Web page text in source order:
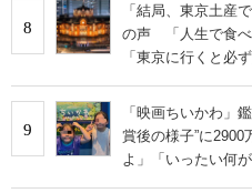
8
「結局、東京土産
の声 「人生で食べ
「東京に行くと必
9
「映画ちいかわ」
賞後の様子”に2900
よ」「いったい何が